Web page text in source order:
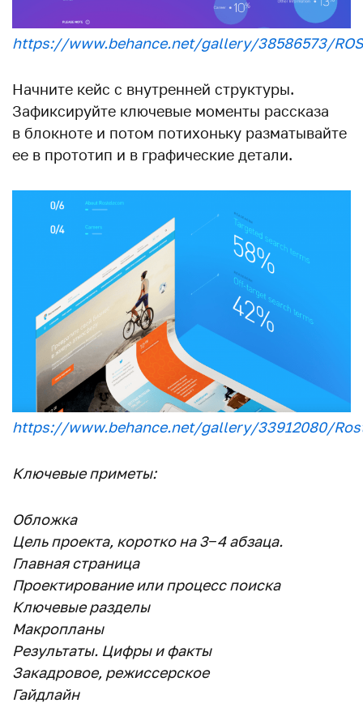
https://www.behance.net/gallery/38586573/
Начните кейс с внутренней структуры.
Зафиксируйте ключевые моменты рассказа
в блокноте и потом потихоньку разматывайте
ее в прототип и в графические детали.
https://www.behance.net/gallery/33912080/
Ключевые приметы:
Обложка
Цель проекта, коротко на 3−4 абзаца.
Главная страница
Проектирование или процесс поиска
Ключевые разделы
Макропланы
Результаты. Цифры и факты
Закадровое, режиссерское
Гайдлайн